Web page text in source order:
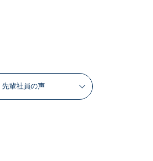
先輩社員の声